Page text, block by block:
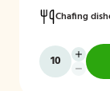
Chafing